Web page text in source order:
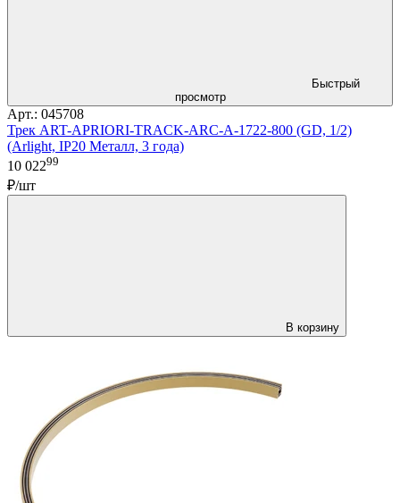
Быстрый
просмотр
Арт.: 045708
Трек ART-APRIORI-TRACK-ARC-A-1722-800 (GD, 1/2)
(Arlight, IP20 Металл, 3 года)
10 02299
₽/шт
В корзину